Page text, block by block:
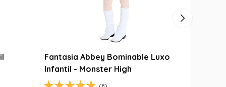
Carimbó
Saia Festa Junina Infantil Branca
Noivinha com Fitas Coloridas
R$ 78,90
R$ 49,99
1 R$